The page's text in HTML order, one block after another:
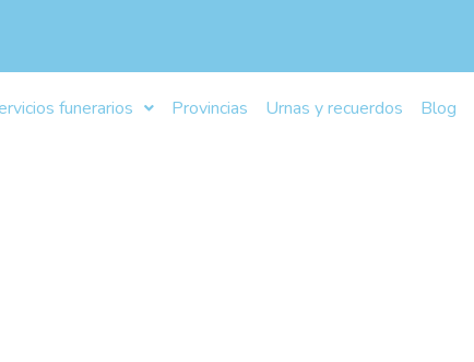
funerarios Provincias Urnas y recuerdos Blog